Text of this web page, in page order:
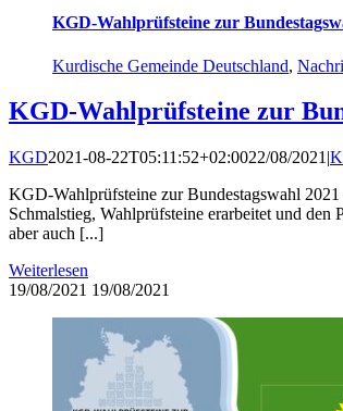
KGD-Wahlprüfsteine zur
Kurdische Gemeinde Deutschland,
KGD-Wahlprüfsteine zur
KGD2021-08-22T05:11:52+02:0022/08/2021 |
KGD-Wahlprüfsteine zur Bundestagswahl
Schmalstieg, Wahlprüfsteine erarbeitet und
aber auch [...]
Weiterlesen
19/08/2021 19/08/2021